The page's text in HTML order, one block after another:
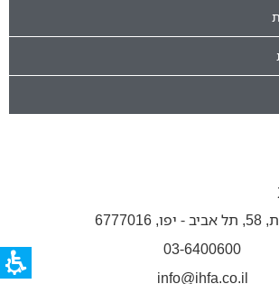
6777016
03-6400600
info@ihfa.co.il